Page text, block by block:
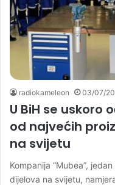
radiokameleon 03/07/
U BiH se uskoro
od najvećih
na svijetu
Kompanija “Mubea”,
dijelova na svijetu,